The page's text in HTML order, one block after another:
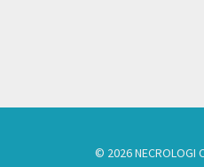
© 2026 NECROLOGI